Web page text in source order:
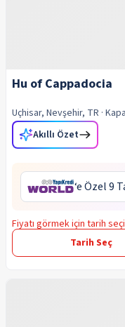
Hu of Cappadocia
Uçhisar, Nevşehir, TR ·
Akıllı Özet
‘e Özel 9
Fiyatı görmek için tarih
Tarih Seç